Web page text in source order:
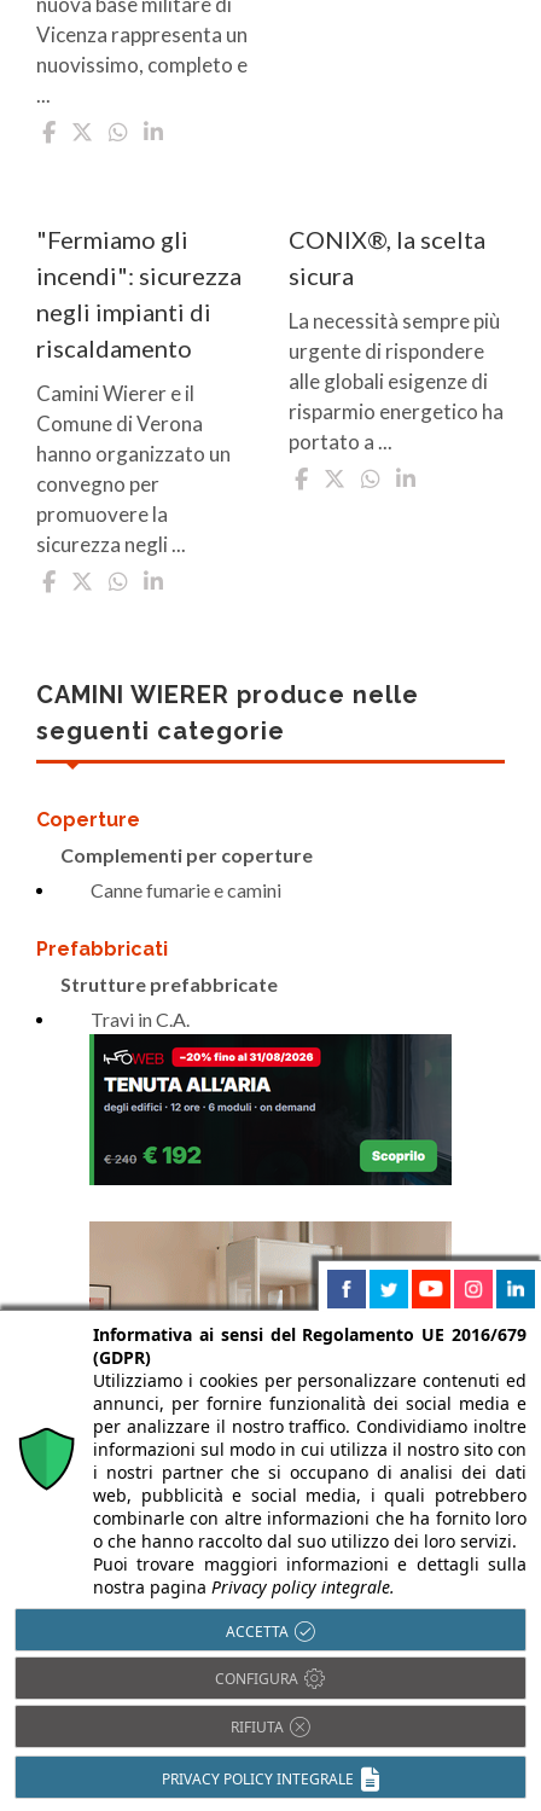
Vicenza rappresenta un
nuovissimo, completo e
...
"Fermiamo gli
incendi": sicurezza
negli impianti di
riscaldamento
Camini Wierer e il
Comune di Verona
hanno organizzato un
convegno per
promuovere la
sicurezza negli ...
CONIX®, la scelta
sicura
La necessità sempre più
urgente di rispondere
alle globali esigenze di
risparmio energetico ha
portato a ...
CAMINI WIERER produce nelle
seguenti categorie
Coperture
Complementi per coperture
Canne fumarie e camini
Prefabbricati
Strutture prefabbricate
Travi in C.A.
Barriere
Architettoniche
Isolamento termico
Luce in Architettura
Prevenzione
incendi
Informativa ai sensi del Regolamento UE 2016/679
(GDPR)
Utilizziamo i cookies per personalizzare contenuti ed
annunci, per fornire funzionalità dei social media e
per analizzare il nostro traffico. Condividiamo inoltre
informazioni sul modo in cui utilizza il nostro sito con
i nostri partner che si occupano di analisi dei dati
web, pubblicità e social media, i quali potrebbero
combinarle con altre informazioni che ha fornito loro
o che hanno raccolto dal suo utilizzo dei loro servizi.
Puoi trovare maggiori informazioni e dettagli sulla
nostra pagina Privacy policy integrale.
ACCETTA
CONFIGURA
RIFIUTA
PRIVACY POLICY INTEGRALE